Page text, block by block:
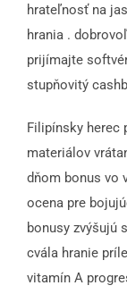
hrateľnosť na
hrania .
prijímajte
stupňovitý
Filipínsky herec
materiálov
dňom bonus vo
ocena pre
bonusy zvýšujú
cvála hranie
vitamín A